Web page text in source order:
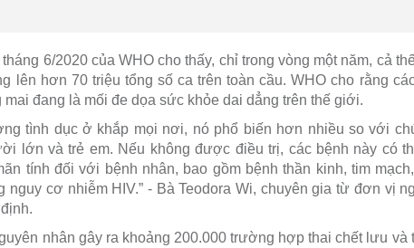
6/2020 của WHO cho thấy, chỉ trong vòng một năm, cả
lên hơn 70 triệu tổng số ca trên toàn cầu. WHO cho rằng
đang là mối đe dọa sức khỏe dai dẳng trên thế giới.
tình dục ở khắp mọi nơi, nó phổ biến hơn nhiều so với
lớn và trẻ em. Nếu không được điều trị, các bệnh này có
tính đối với bệnh nhân, bao gồm bệnh thần kinh, tim
nguy cơ nhiễm HIV.” - Bà Teodora Wi, chuyên gia từ đơn vị
nhân gây ra khoảng 200.000 trường hợp thai chết lưu và